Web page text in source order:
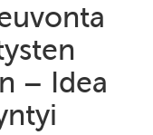
– Idea